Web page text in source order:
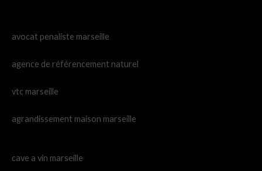
avocat penaliste marseille
agence de référencement naturel
vtc marseille
agrandissement maison marseille
cave a vin marseille